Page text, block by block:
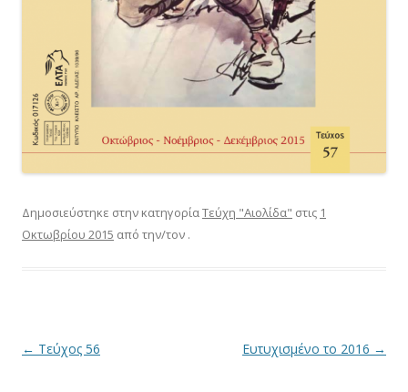
Δημοσιεύστηκε στην κατηγορίαΤεύχη "Αιολίδα" στις 1
Οκτωβρίου 2015 από την/τον .
Πλοήγηση
← Τεύχος 56 Ευτυχισμένο το 2016 →